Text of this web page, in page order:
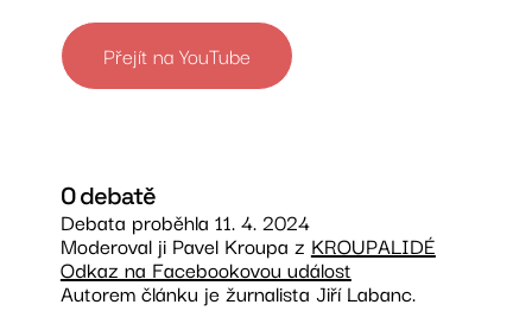
Přejít na YouTube
O debatě
Debata proběhla 11. 4. 2024
Moderoval ji Pavel Kroupa z KROUPALIDÉ
Odkaz na Facebookovou událost
Autorem článku je žurnalista Jiří Labanc.